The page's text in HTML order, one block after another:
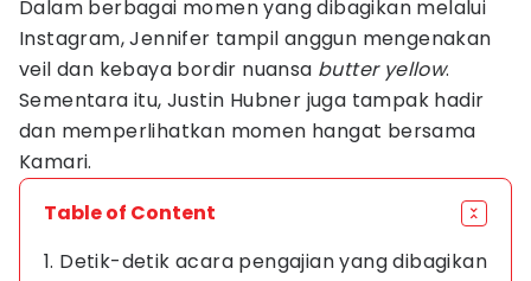
Dalam berbagai momen yang dibagikan melalui
Instagram, Jennifer tampil anggun mengenakan
veil dan kebaya bordir nuansa butter yellow.
Sementara itu, Justin Hubner juga tampak hadir
dan memperlihatkan momen hangat bersama
Kamari.
Table of Content
1. Detik-detik acara pengajian yang dibagikan